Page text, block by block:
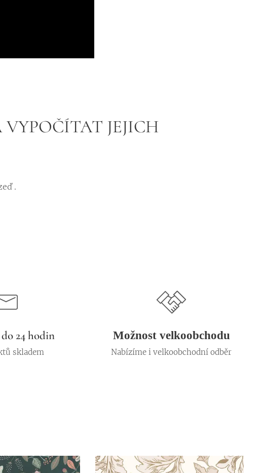
JEJICH
.
24 hodin
skladem
Možnost velkoobchodu
Nabízíme i velkoobchodní odběr